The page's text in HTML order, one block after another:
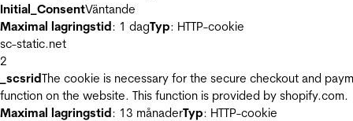
Initial_ConsentVäntande
Maximal lagringstid: 1 dagTyp: HTTP-cookie
sc-static.net
2
_scsridThe cookie is necessary for the secure checkout and
function on the website. This function is provided by shopify.com.
Maximal lagringstid: 13 månaderTyp: HTTP-cookie